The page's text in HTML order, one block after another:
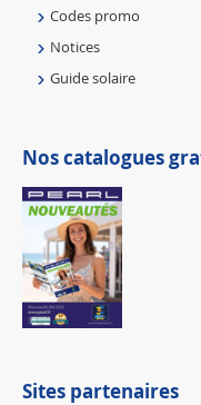
Codes promo
Notices
Guide solaire
Nos catalogues
Sites partenaires